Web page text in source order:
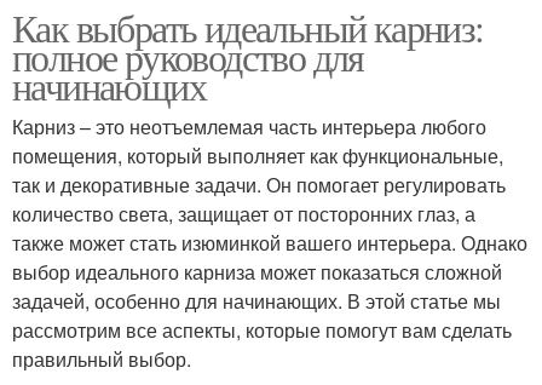
Как выбрать идеальный карниз:
полное руководство для
начинающих
Карниз – это неотъемлемая часть интерьера любого
помещения, который выполняет как функциональные,
так и декоративные задачи. Он помогает регулировать
количество света, защищает от посторонних глаз, а
также может стать изюминкой вашего интерьера. Однако
выбор идеального карниза может показаться сложной
задачей, особенно для начинающих. В этой статье мы
рассмотрим все аспекты, которые помогут вам сделать
правильный выбор.